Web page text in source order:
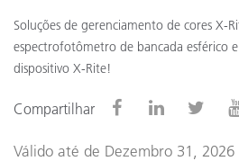
Soluções de gerenciamento de cores X-
espectrofotômetro de bancada esférico
dispositivo X-Rite!
Compartilhar
Válido até de Dezembro 31, 2026